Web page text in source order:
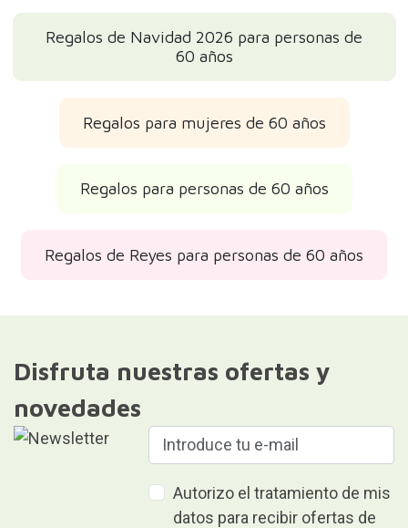
Regalos de Navidad 2026 para personas de
60 años
Regalos para mujeres de 60 años
Regalos para personas de 60 años
Regalos de Reyes para personas de 60 años
Disfruta nuestras ofertas y
novedades
Autorizo el tratamiento de mis
datos para recibir ofertas de